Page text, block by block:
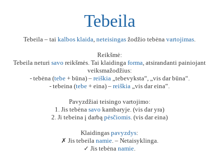
Tebeila
Tebeila – tai kalbos klaida, neteisingas žodžio tebėna vartojimas.
Reikšmė:
Tebeila neturi savo reikšmės. Tai klaidinga forma, atsirandanti painiojant
veiksmažodžius:
- tebėna (tebe+ būna) – reiškia„tebevyksta“, „vis dar būna“.
- tebeina (tebe + eina) – reiškia „vis dar eina“.
Pavyzdžiai teisingo vartojimo:
1. Jis tebėna savo kambaryje. (vis dar yra)
2. Ji tebeina į darbą pėsčiomis. (vis dar eina)
Klaidingas pavyzdys:
✗ Jis tebeila namie. – Netaisyklinga.
✓ Jis tebėna namie.